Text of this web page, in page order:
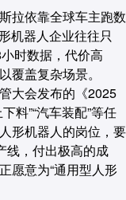
拉依靠全球车主跑数
机器人企业往往只
时数据，代价高
覆盖复杂场景。
大会发布的《2025
料”“汽车装配”等任
形机器人的岗位，要
线，付出极高的成
愿意为“通用型人形